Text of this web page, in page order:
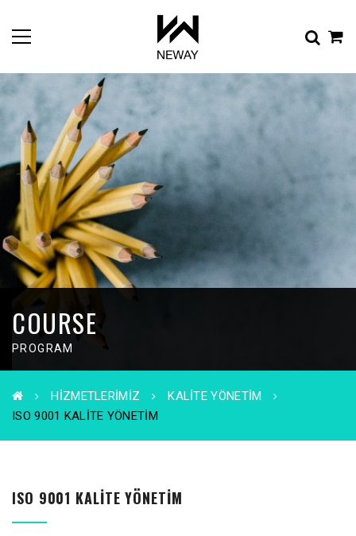
COURSE
PROGRAM
HIZMETLERIMIZ
KALITE YÖNETIM
ISO 9001 KALITE YÖNETIM
ISO 9001 KALITE YÖNETIM